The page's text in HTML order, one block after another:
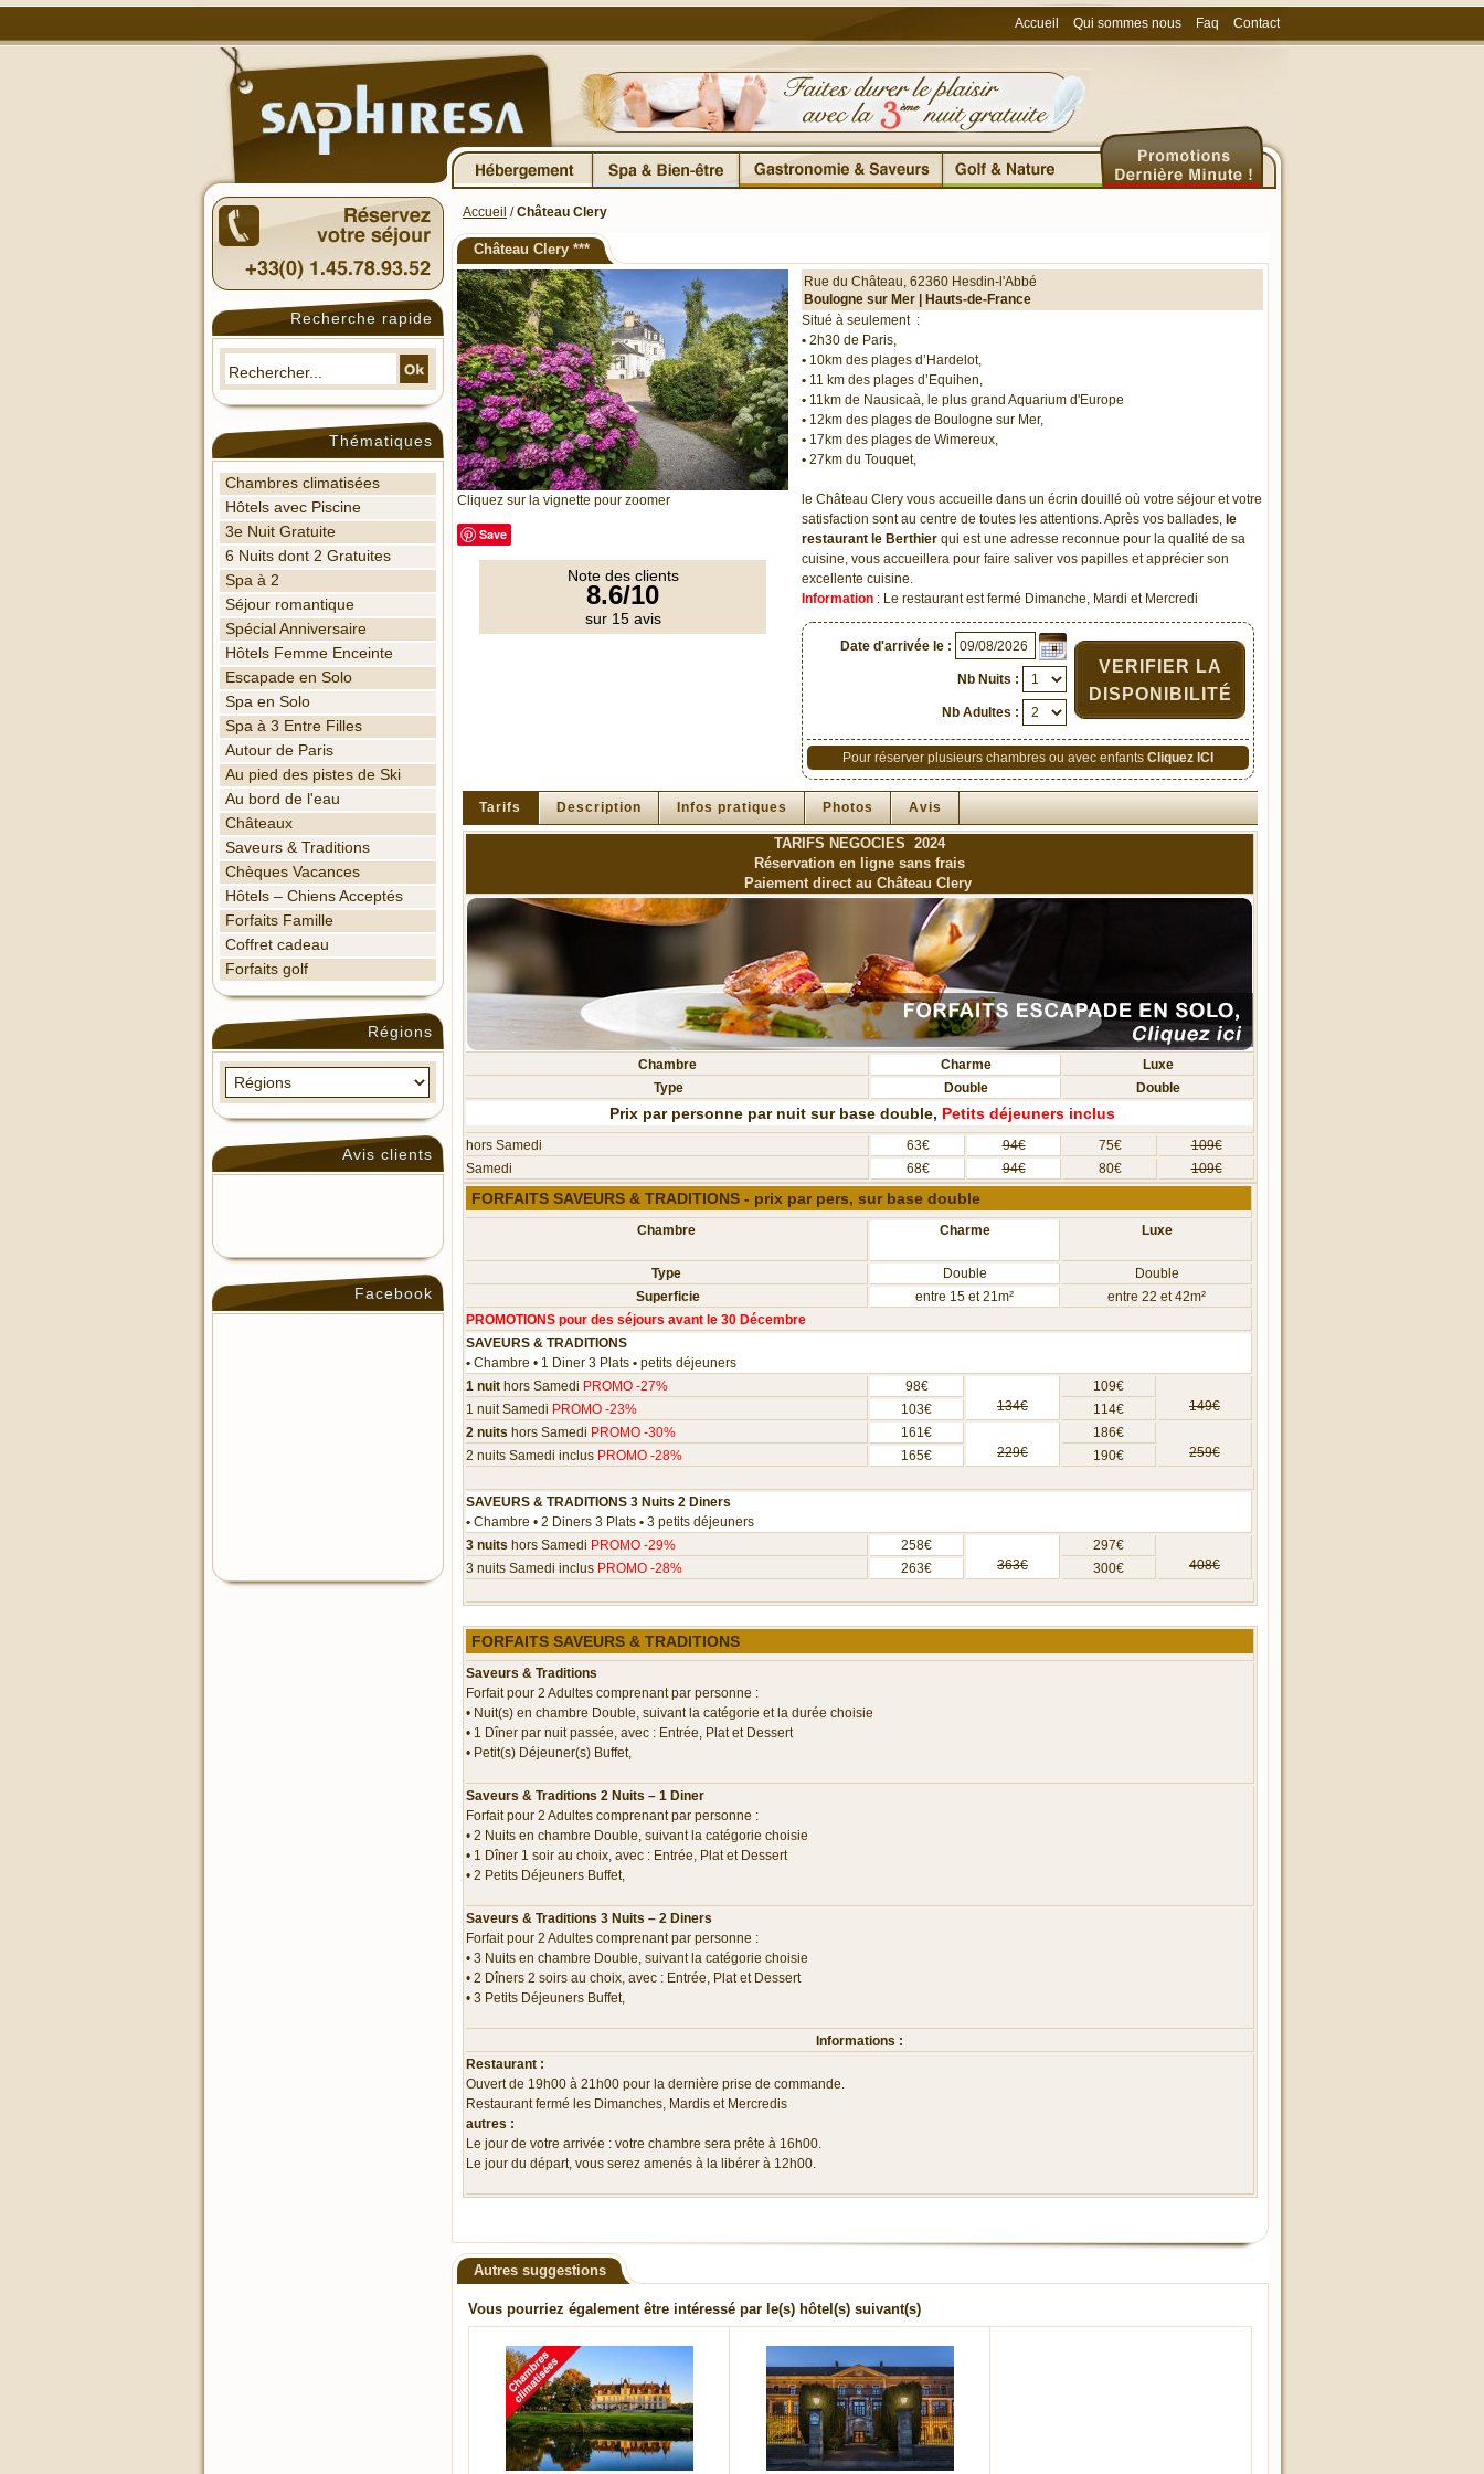
Accueil Qui sommes nous Faq Contact
Accueil /Château Clery
Château Clery ***
Rue du Château, 62360 Hesdin-l'Abbé
Boulogne sur Mer |
Hauts-de-France
Situé à seulement :
• 2h30 de Paris,
• 10km des plages d’Hardelot,
• 11 km des plages d’Equihen,
• 11km de Nausicaà, le plus grand Aquarium d'Europe
• 12km des plages de Boulogne sur Mer,
• 17km des plages de Wimereux,
• 27km du Touquet,
le Château Clery vous accueille dans un écrin douillé où votre séjour et votre
satisfaction sont au centre de toutes les attentions. Après vos ballades, le
restaurant le Berthier qui est une adresse reconnue pour la qualité de sa
cuisine, vous accueillera pour faire saliver vos papilles et apprécier son
excellente cuisine.
Information : Le restaurant est fermé Dimanche, Mardi et Mercredi
Date d'arrivée le :
Nb Nuits :
Nb Adultes :
VERIFIER LA
DISPONIBILITÉ
Pour réserver plusieurs chambres ou avec enfants Cliquez ICI
Cliquez sur la vignette pour zoomer
Save
Note des clients
8.6/10
sur 15 avis
Tarifs Description Infos pratiques Photos Avis
TARIFS NEGOCIES 2024
Réservation en ligne sans frais
Paiement direct au Château Clery
Chambre Charme
Luxe
Type
Double Double
Prix par personne par nuit sur base double, Petits déjeuners inclus
hors Samedi 63€ 94€ 75€
109€
Samedi
68€ 94€ 80€ 109€
FORFAITS SAVEURS & TRADITIONS - prix par pers, sur base double
Chambre Charme Luxe
Type Double
Double
Superficie
entre 15 et 21m²
entre 22 et 42m²
PROMOTIONS pour des séjours avant le 30 Décembre
SAVEURS & TRADITIONS
• Chambre • 1 Diner 3 Plats • petits déjeuners
1 nuit hors Samedi PROMO -27%
98€
134€
109€
149€
1 nuit Samedi PROMO -23% 103€
114€
2 nuits hors Samedi PROMO -30%
161€
229€
186€
259€
2 nuits Samedi inclus PROMO -28% 165€ 190€
SAVEURS & TRADITIONS 3 Nuits 2 Diners
• Chambre • 2 Diners 3 Plats • 3 petits déjeuners
3 nuits hors Samedi PROMO -29%
258€
363€
297€
408€
3 nuits Samedi inclus PROMO -28% 263€ 300€
FORFAITS SAVEURS & TRADITIONS
Saveurs & Traditions
Forfait pour 2 Adultes comprenant par personne :
• Nuit(s) en chambre Double, suivant la catégorie et la durée choisie
• 1 Dîner par nuit passée, avec : Entrée, Plat et Dessert
• Petit(s) Déjeuner(s) Buffet,
Saveurs & Traditions 2 Nuits – 1 Diner
Forfait pour 2 Adultes comprenant par personne :
• 2 Nuits en chambre Double, suivant la catégorie choisie
• 1 Dîner 1 soir au choix, avec : Entrée, Plat et Dessert
• 2 Petits Déjeuners Buffet,
Saveurs & Traditions 3 Nuits – 2 Diners
Forfait pour 2 Adultes comprenant par personne :
• 3 Nuits en chambre Double, suivant la catégorie choisie
• 2 Dîners 2 soirs au choix, avec : Entrée, Plat et Dessert
• 3 Petits Déjeuners Buffet,
Informations :
Restaurant :
Ouvert de 19h00 à 21h00 pour la dernière prise de commande.
Restaurant fermé les Dimanches, Mardis et Mercredis
autres :
Le jour de votre arrivée : votre chambre sera prête à 16h00.
Le jour du départ, vous serez amenés à la libérer à 12h00.
Autres suggestions
Vous pourriez également être intéressé par le(s) hôtel(s) suivant(s)
Recherche rapide
Thématiques
Chambres climatisées
Hôtels avec Piscine
3e Nuit Gratuite
6 Nuits dont 2 Gratuites
Spa à 2
Séjour romantique
Spécial Anniversaire
Hôtels Femme Enceinte
Escapade en Solo
Spa en Solo
Spa à 3 Entre Filles
Autour de Paris
Au pied des pistes de Ski
Au bord de l'eau
Châteaux
Saveurs & Traditions
Chèques Vacances
Hôtels – Chiens Acceptés
Forfaits Famille
Coffret cadeau
Forfaits golf
Régions
Avis clients
Facebook